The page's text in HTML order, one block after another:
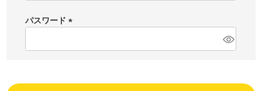
パスワード